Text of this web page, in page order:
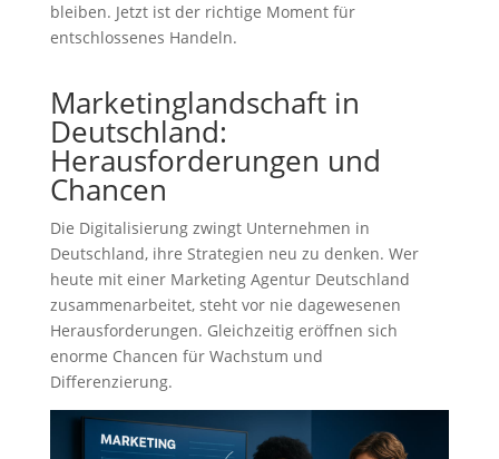
bleiben. Jetzt ist der richtige Moment für
entschlossenes Handeln.
Marketinglandschaft in
Deutschland:
Herausforderungen und
Chancen
Die Digitalisierung zwingt Unternehmen in
Deutschland, ihre Strategien neu zu denken. Wer
heute mit einer Marketing Agentur Deutschland
zusammenarbeitet, steht vor nie dagewesenen
Herausforderungen. Gleichzeitig eröffnen sich
enorme Chancen für Wachstum und
Differenzierung.